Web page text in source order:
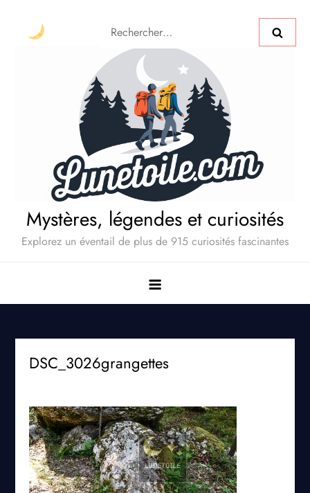
Mystères, légendes et curiosités
Explorez un éventail de plus de 915 curiosités fascinantes
DSC_3026grangettes